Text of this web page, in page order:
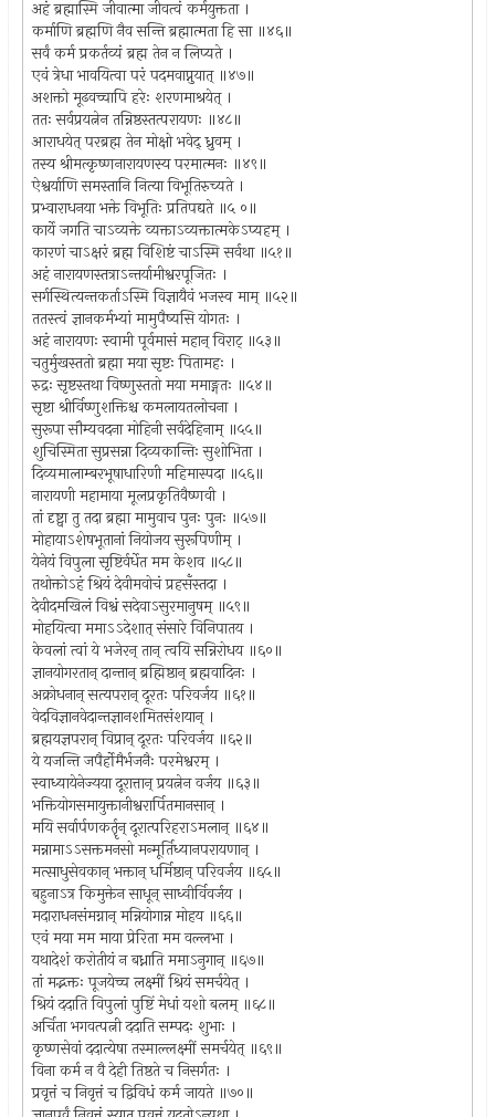
अहं ब्रह्मास्मि जीवात्मा जीवत्वं कर्मयुक्तता ।
कर्माणि ब्रह्मणि नैव सन्ति ब्रह्मात्मता हि सा ॥४६॥
सर्वं कर्म प्रकर्तव्यं ब्रह्म तेन न लिप्यते ।
एवं त्रेधा भावयित्वा परं पदमवाप्नुयात् ॥४७॥
अशक्तो मूढवच्चापि हरेः शरणमाश्रयेत् ।
ततः सर्वप्रयत्नेन तन्निष्ठस्तत्परायणः ॥४८॥
आराधयेत् परब्रह्म तेन मोक्षो भवेद् ध्रुवम् ।
तस्य श्रीमत्कृष्णनारायणस्य परमात्मनः ॥४९॥
ऐश्वर्याणि समस्तानि नित्या विभूतिरुच्यते ।
प्रभ्वाराधनया भक्ते विभूतिः प्रतिपद्यते ॥५ ०॥
कार्ये जगति चाऽव्यक्ते व्यक्ताऽव्यक्तात्मकेऽप्यहम् ।
कारणं चाऽक्षरं ब्रह्म विशिष्टं चाऽस्मि सर्वथा ॥५१॥
अहं नारायणस्तत्राऽन्तर्यामीश्वरपूजितः ।
सर्गस्थित्यन्तकर्ताऽस्मि विज्ञायैवं भजस्व माम् ॥५२॥
ततस्त्वं ज्ञानकर्मभ्यां मामुपैष्यसि योगतः ।
अहं नारायणः स्वामी पूर्वमासं महान् विराट् ॥५३॥
चतुर्मुखस्ततो ब्रह्मा मया सृष्टः पितामहः ।
रुद्रः सृष्टस्तथा विष्णुस्ततो मया ममाङ्गतः ॥५४॥
सृष्टा श्रीर्विष्णुशक्तिश्च कमलायतलोचना ।
सुरूपा सौम्यवदना मोहिनी सर्वदेहिनाम् ॥५५॥
शुचिस्मिता सुप्रसन्ना दिव्यकान्तिः सुशोभिता ।
दिव्यमालाम्बरभूषाधारिणी महिमास्पदा ॥५६॥
नारायणी महामाया मूलप्रकृतिवैष्णवी ।
तां दृष्ट्वा तु तदा ब्रह्मा मामुवाच पुनः पुनः ॥५७॥
मोहायाऽशेषभूतानां नियोजय सुरूपिणीम् ।
येनेयं विपुला सृष्टिर्वर्धेत मम केशव ॥५८॥
तथोक्तोऽहं श्रियं देवीमवोचं प्रहसँस्तदा ।
देवीदमखिलं विश्वं सदेवाऽसुरमानुषम् ॥५९॥
मोहयित्वा ममाऽऽदेशात् संसारे विनिपातय ।
केवलां त्वां ये भजेरन् तान् त्वयि सन्निरोधय ॥६०॥
ज्ञानयोगरतान् दान्तान् ब्रह्मिष्ठान् ब्रह्मवादिनः ।
अक्रोधनान् सत्यपरान् दूरतः परिवर्जय ॥६१॥
वेदविज्ञानवेदान्तज्ञानशमितसंशयान् ।
ब्रह्मयज्ञपरान् विप्रान् दूरतः परिवर्जय ॥६२॥
ये यजन्ति जपैर्होमैर्भजनैः परमेश्वरम् ।
स्वाध्यायेनेज्यया दूरात्तान् प्रयत्नेन वर्जय ॥६३॥
भक्तियोगसमायुक्तानीश्वरार्पितमानसान् ।
मयि सर्वार्पणकर्तॄन् दूरात्परिहराऽमलान् ॥६४॥
मन्नामाऽऽसक्तमनसो मन्मूर्तिध्यानपरायणान् ।
मत्साधुसेवकान् भक्तान् धर्मिष्ठान् परिवर्जय ॥६५॥
बहुनाऽत्र किमुक्तेन साधून् साध्वीर्विवर्जय ।
मदाराधनसंमग्नान् मन्नियोगान्न मोहय ॥६६॥
एवं मया मम माया प्रेरिता मम वल्लभा ।
यथादेशं करोतीयं न बध्नाति ममाऽनुगान् ॥६७॥
तां मद्भक्तः पूजयेच्च लक्ष्मीं श्रियं समर्चयेत् ।
श्रियं ददाति विपुलां पुष्टिं मेधां यशो बलम् ॥६८॥
अर्चिता भगवत्पत्नी ददाति सम्पदः शुभाः ।
कृष्णसेवां ददात्येषा तस्माल्लक्ष्मीं समर्चयेत् ॥६९॥
विना कर्म न वै देही तिष्ठते च निसर्गतः ।
प्रवृत्तं च निवृत्तं च द्विविधं कर्म जायते ॥७०॥